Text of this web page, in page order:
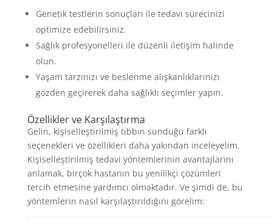
Genetik testlerin sonuçları ile tedavi sürecinizi
optimize edebilirsiniz.
Sağlık profesyonelleri ile düzenli iletişim halinde
olun.
Yaşam tarzınızı ve beslenme alışkanlıklarınızı
gözden geçirerek daha sağlıklı seçimler yapın.
Özellikler ve Karşılaştırma
Gelin, kişiselleştirilmiş tıbbın sunduğu farklı
seçenekleri ve özellikleri daha yakından inceleyelim.
Kişiselleştirilmiş tedavi yöntemlerinin avantajlarını
anlamak, birçok hastanın bu yenilikçi çözümleri
tercih etmesine yardımcı olmaktadır. Ve şimdi de, bu
yöntemlerin nasıl karşılaştırıldığını görelim: